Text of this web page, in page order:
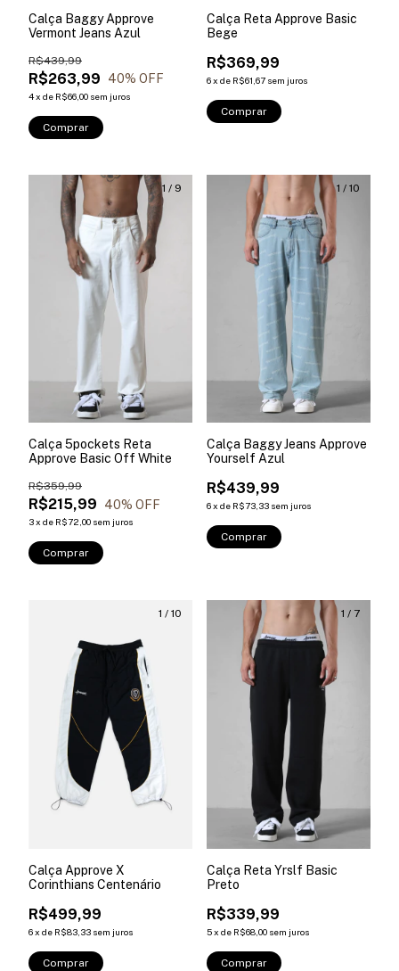
Calça Baggy Approve
Vermont Jeans Azul
R$263,99
R$439,99
40% OFF
4x de R$66,00 sem juros
Comprar
Calça Reta Approve Basic
Bege
R$369,99
6x de R$61,67 sem juros
Comprar
1 / 9
Calça 5pockets Reta
Approve Basic Off White
R$215,99
R$359,99
40% OFF
3x de R$72,00 sem juros
Comprar
1 / 10
Calça Baggy Jeans Approve
Yourself Azul
R$439,99
6x de R$73,33 sem juros
Comprar
1 / 10
Calça Approve X
Corinthians Centenário
R$499,99
6x de R$83,33 sem juros
Comprar
1 / 7
Calça Reta Yrslf Basic
Preto
R$339,99
5x de R$68,00 sem juros
Comprar